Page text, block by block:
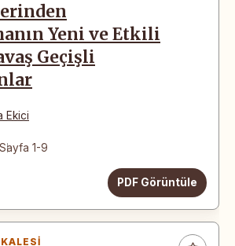
Yeni ve Etkili
Geçişli
Ekici
Sayfa 1-9
PDF Görüntüle